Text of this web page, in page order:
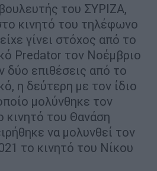
του ΣΥΡΙΖΑ,
κινητό του τηλέφωνο
γίνει στόχος από το
Predator τον Νοέμβριο
δύο επιθέσεις από το
η δεύτερη με τον ίδιο
μολύνθηκε τον
κινητό του Θανάση
να μολυνθεί τον
το κινητό του Νίκου